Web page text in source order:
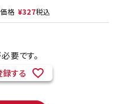
格 ¥327税込
要です。
録する